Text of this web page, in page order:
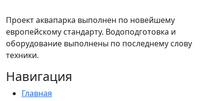
Проект аквапарка выполнен по новейшему
европейскому стандарту. Водоподготовка и
оборудование выполнены по последнему слову
техники.
Навигация
Главная